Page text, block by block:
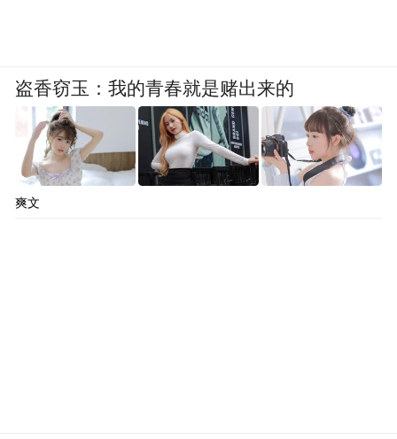
盗香窃玉：我的青春就是赌出来的
爽文